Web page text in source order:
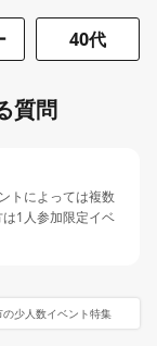
40代
質問
トによっては複数
1人参加限定イベ
の少人数イベント特集